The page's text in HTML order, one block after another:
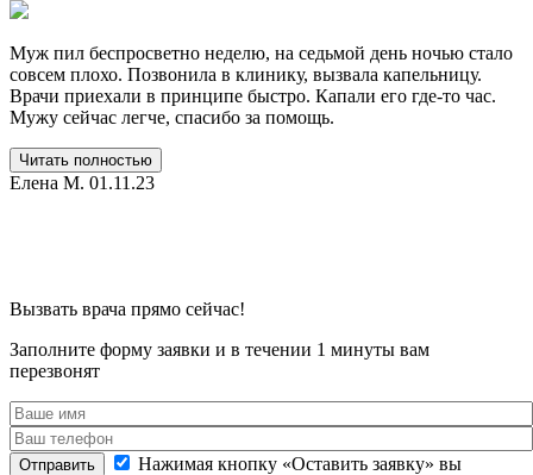
Муж пил беспросветно неделю, на седьмой день ночью стало
совсем плохо. Позвонила в клинику, вызвала капельницу.
Врачи приехали в принципе быстро. Капали его где-то час.
Мужу сейчас легче, спасибо за помощь.
Читать полностью
Елена М. 01.11.23
Вызвать врача прямо сейчас!
Заполните форму заявки и в течении 1 минуты вам
перезвонят
Отправить
Нажимая кнопку «Оставить заявку» вы